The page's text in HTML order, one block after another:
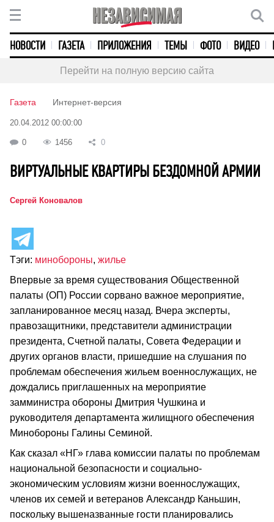
НОВОСТИ ГАЗЕТА ПРИЛОЖЕНИЯ ТЕМЫ ФОТО ВИДЕО
Перейти на полную версию сайта
Газета Интернет-версия
20.04.2012 00:00:00
0 1456 0
ВИРТУАЛЬНЫЕ КВАРТИРЫ БЕЗДОМНОЙ АРМИИ
Сергей Коновалов
Тэги: минобороны, жилье
Впервые за время существования Общественной
палаты (ОП) России сорвано важное мероприятие,
запланированное месяц назад. Вчера эксперты,
правозащитники, представители администрации
президента, Счетной палаты, Совета Федерации и
других органов власти, пришедшие на слушания по
проблемам обеспечения жильем военнослужащих, не
дождались приглашенных на мероприятие
замминистра обороны Дмитрия Чушкина и
руководителя департамента жилищного обеспечения
Минобороны Галины Семиной.
Как сказал «НГ» глава комиссии палаты по проблемам
национальной безопасности и социально-
экономическим условиям жизни военнослужащих,
членов их семей и ветеранов Александр Каньшин,
поскольку вышеназванные гости планировались